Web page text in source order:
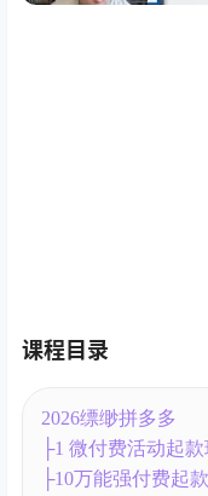
课程目录
2026缥缈拼多多
├1 微付费活动起
├10万能强付费起